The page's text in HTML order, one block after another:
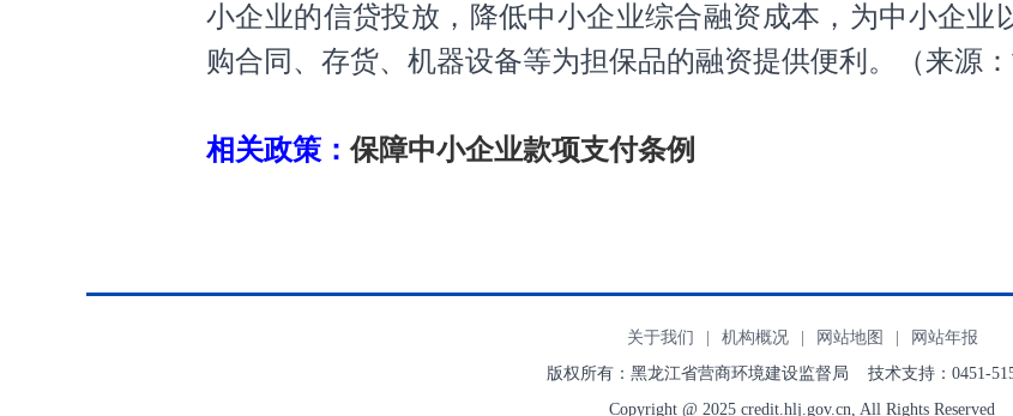
小企业的信贷投放，降低中小企业综合融资成本，为中小企业
购合同、存货、机器设备等为担保品的融资提供便利。
（来源
相关政策：保障中小企业款项支付条例
关于我们 机构概况 网站地图
网站年报
版权所有：黑龙江省营商环境建设监督局 技术支持：0451-
Copyright @ 2025 credit.hlj.gov.cn, All Rights Reserved